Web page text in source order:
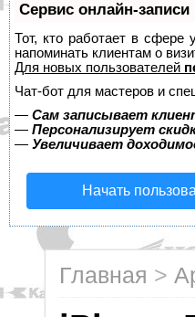
Сервис онлайн-
Тот, кто работает в сфере
напоминать клиентам о
Для новых пользователей
Чат-бот для мастеров и
— Сам записывает
— Персонализирует
— Увеличивает
Начать
Главная >